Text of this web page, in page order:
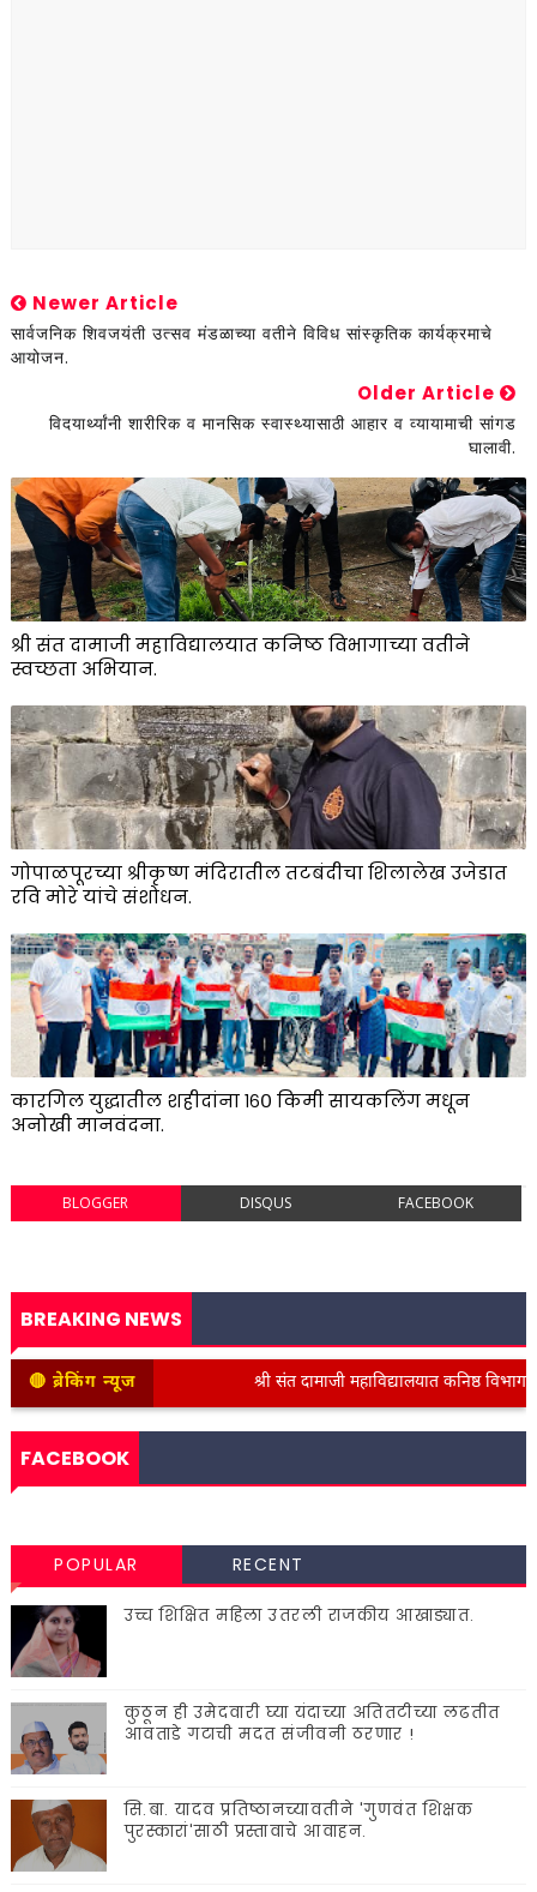
Newer Article
सार्वजनिक शिवजयंती उत्सव मंडळाच्या वतीने विविध सांस्कृतिक कार्यक्रमाचे
आयोजन.
Older Article
विदयार्थ्यांनी शारीरिक व मानसिक स्वास्थ्यासाठी आहार व व्यायामाची सांगड
घालावी.
श्री संत दामाजी महाविद्यालयात कनिष्ठ विभागाच्या वतीने
स्वच्छता अभियान.
गोपाळपूरच्या श्रीकृष्ण मंदिरातील तटबंदीचा शिलालेख उजेडात
रवि मोरे यांचे संशोधन.
कारगिल युद्धातील शहीदांना १६० किमी सायकलिंग मधून
अनोखी मानवंदना.
BLOGGER DISQUS FACEBOOK
BREAKING NEWS
🔴 ब्रेकिंग न्यूज श्री संत दामाजी महाविद्यालयात कनिष्ठ विभागाच्या
FACEBOOK
POPULAR RECENT
उच्च शिक्षित महिला उतरली राजकीय आखाड्यात.
कुठून ही उमेदवारी घ्या यंदाच्या अतितटीच्या लढतीत
आवताडे गटाची मदत संजीवनी ठरणार !
सि.बा. यादव प्रतिष्ठानच्यावतीने 'गुणवंत शिक्षक
पुरस्कारां'साठी प्रस्तावाचे आवाहन.